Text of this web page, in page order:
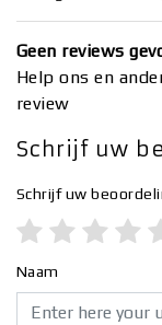
Geen reviews
Help ons en
review
Schrijf uw
Schrijf uw
Naam